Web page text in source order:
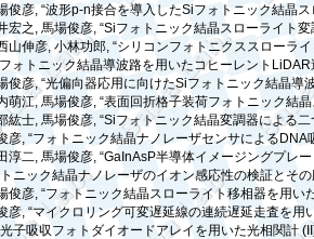
俊彦, “波形p-n接合を導入したSiフォトニック結晶
宏之 ,馬場俊彦, “Siフォトニック結晶スローライト
山伸彦,小林功郎, “シリコンフォトニクススローライ
フォトニック結晶導波路を用いたコヒーレント LiDAR
俊彦, “光偏向器応用に向けたSiフォトニック結晶導
萌江,馬場俊彦, “表面回折格子装荷フォトニック結
紘士,馬場俊彦, “Siフォトニック結晶変調器による
彦, “フォトニック結晶ナノレーザセンサによる DNA
淳二,馬場俊彦, “GaInAsP半導体イメージングプレ
ニック結晶ナノレーザのイオン感応性の検証とそ
俊彦, “フォトニック結晶スローライト移相器を用い
彦, “マイクロリング可変遅延線の連続遅延走査を用
子吸収フォトダイオードアレイを用いた光相関計